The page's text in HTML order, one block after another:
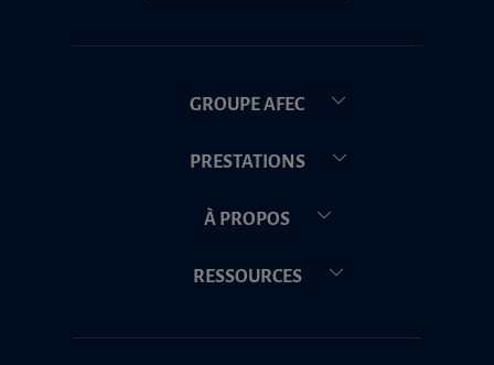
GROUPE AFEC
PRESTATIONS
À PROPOS
RESSOURCES